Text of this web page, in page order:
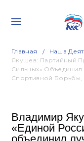
Главная Наша
Якушев: Партийный
Сильных»
Спортивной
Владимир
«Единой